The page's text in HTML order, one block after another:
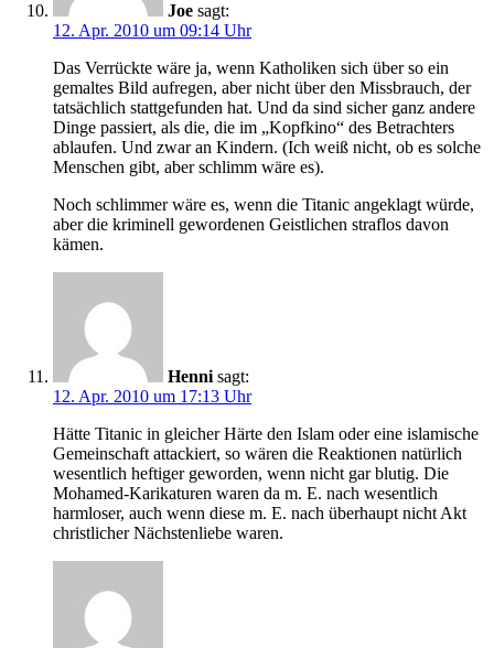
Joe sagt:
12. Apr. 2010 um 09:14 Uhr
Das Verrückte wäre ja, wenn Katholiken sich über so ein
gemaltes Bild aufregen, aber nicht über den Missbrauch, der
tatsächlich stattgefunden hat. Und da sind sicher ganz andere
Dinge passiert, als die, die im „Kopfkino“ des Betrachters
ablaufen. Und zwar an Kindern. (Ich weiß nicht, ob es solche
Menschen gibt, aber schlimm wäre es).
Noch schlimmer wäre es, wenn die Titanic angeklagt würde,
aber die kriminell gewordenen Geistlichen straflos davon
kämen.
Henni sagt:
12. Apr. 2010 um 17:13 Uhr
Hätte Titanic in gleicher Härte den Islam oder eine islamische
Gemeinschaft attackiert, so wären die Reaktionen natürlich
wesentlich heftiger geworden, wenn nicht gar blutig. Die
Mohamed-Karikaturen waren da m. E. nach wesentlich
harmloser, auch wenn diese m. E. nach überhaupt nicht Akt
christlicher Nächstenliebe waren.